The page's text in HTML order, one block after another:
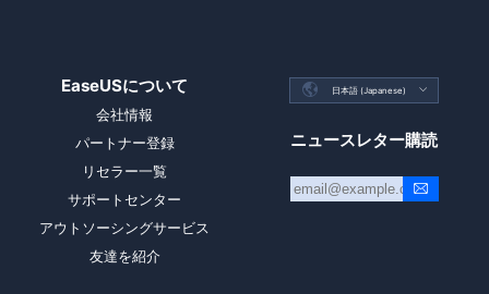
EaseUSについて
会社情報
パートナー登録
リセラー一覧
サポートセンター
アウトソーシングサービス
友達を紹介
 日本語 (Japanese) 
ニュースレター購読